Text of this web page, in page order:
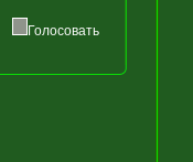
Голосовать